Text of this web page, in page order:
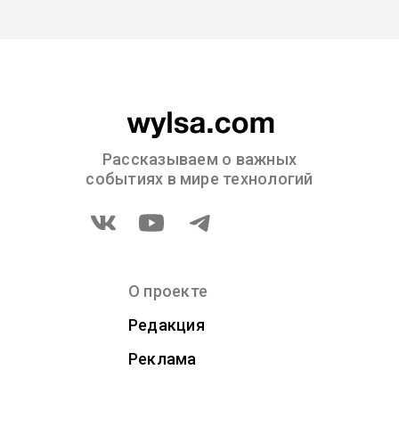
Рассказываем о важных
событиях в мире технологий
О проекте
Редакция
Реклама